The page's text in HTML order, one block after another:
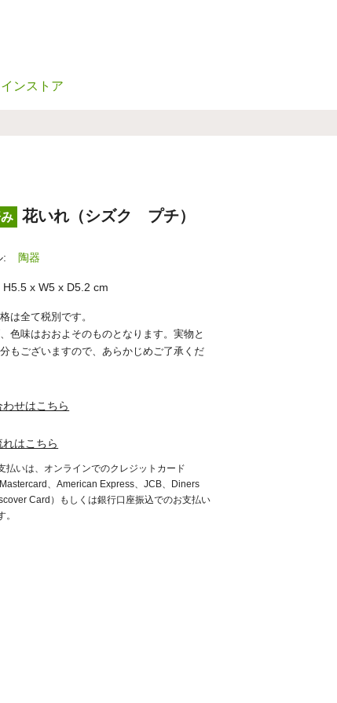
ンストア
花いれ（シズク プチ）
: 陶器
H5.5 x W5 x D5.2 cm
は全て税別です。
色味はおおよそのものとなります。実物と
もございますので、あらかじめご了承くだ
わせはこちら
はこちら
払いは、オンラインでのクレジットカード
Mastercard、American Express、JCB、Diners
Card）もしくは銀行口座振込でのお支払い
。